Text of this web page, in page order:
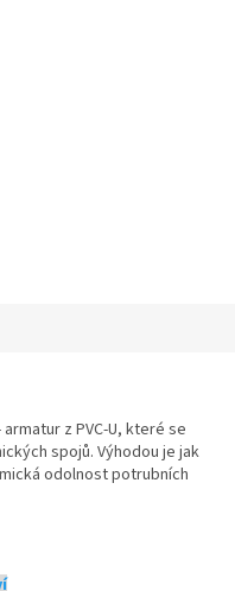
z PVC-U, které se
spojů. Výhodou je jak
odolnost potrubních